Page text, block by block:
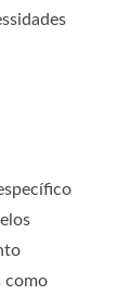
como